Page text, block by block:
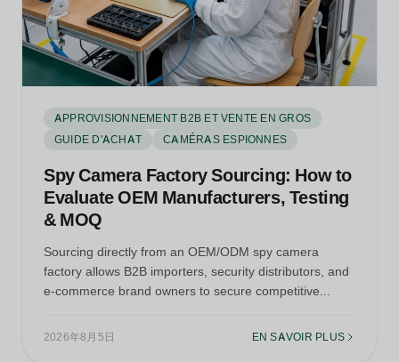
APPROVISIONNEMENT B2B ET VENTE EN GROS
GUIDE D'ACHAT
CAMÉRAS ESPIONNES
Spy Camera Factory Sourcing: How to
Evaluate OEM Manufacturers, Testing
& MOQ
Sourcing directly from an OEM/ODM spy camera
factory allows B2B importers, security distributors, and
e-commerce brand owners to secure competitive...
2026年8月5日 EN SAVOIR PLUS